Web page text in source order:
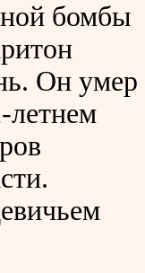
бомбы
Он умер
летнем